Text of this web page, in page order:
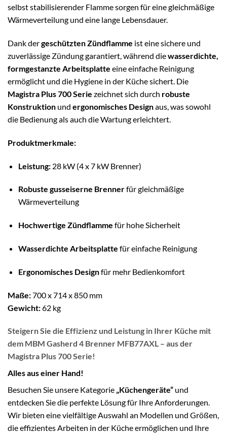
selbst stabilisierender Flamme sorgen für eine gleichmäßige
Wärmeverteilung und eine lange Lebensdauer.
Dank dergeschützten Zündflamme ist eine sichere und
zuverlässige Zündung garantiert, während diewasserdichte,
formgestanzte Arbeitsplatte eine einfache Reinigung
ermöglicht und die Hygiene in der Küche sichert. Die
Magistra Plus 700 Serie zeichnet sich durch robuste
Konstruktion und ergonomisches Designaus, was sowohl
die Bedienung als auch die Wartung erleichtert.
Produktmerkmale:
Leistung:28 kW (4 x 7 kW Brenner)
Robuste gusseiserne Brennerfür gleichmäßige
Wärmeverteilung
Hochwertige Zündflamme für hohe Sicherheit
Wasserdichte Arbeitsplatte für einfache Reinigung
Ergonomisches Designfür mehr Bedienkomfort
Maße:700 x 714 x 850 mm
Gewicht:62 kg
Steigern Sie die Effizienz und Leistung in Ihrer Küche mit
dem MBM Gasherd 4 Brenner MFB77AXL – aus der
Magistra Plus 700 Serie!
Alles aus einer Hand!
Besuchen Sie unsere Kategorie „Küchengeräte“ und
entdecken Sie die perfekte Lösung für Ihre Anforderungen.
Wir bieten eine vielfältige Auswahl an Modellen und Größen,
die effizientes Arbeiten in der Küche ermöglichen und Ihre